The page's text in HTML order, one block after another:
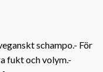
schampo.- För
fukt och volym.-